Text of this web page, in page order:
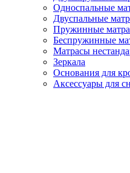
Односпальные
Двуспальные
Пружинные
Беспружинные
Матрасы
Зеркала
Основания для
Аксессуары для